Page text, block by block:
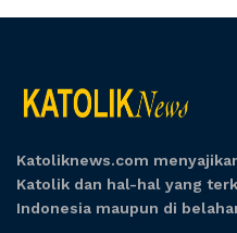
Katoliknews.com
Katolik dan hal-hal yang
Indonesia maupun di